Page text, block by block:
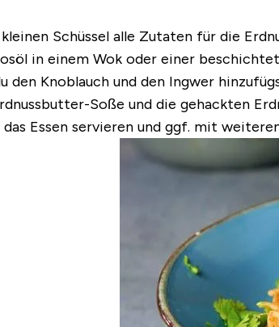
Schüssel alle Zutaten für die
in einem Wok oder einer
den Knoblauch und den Ingwer
Soße und die gehackten
Essen servieren und ggf. mit